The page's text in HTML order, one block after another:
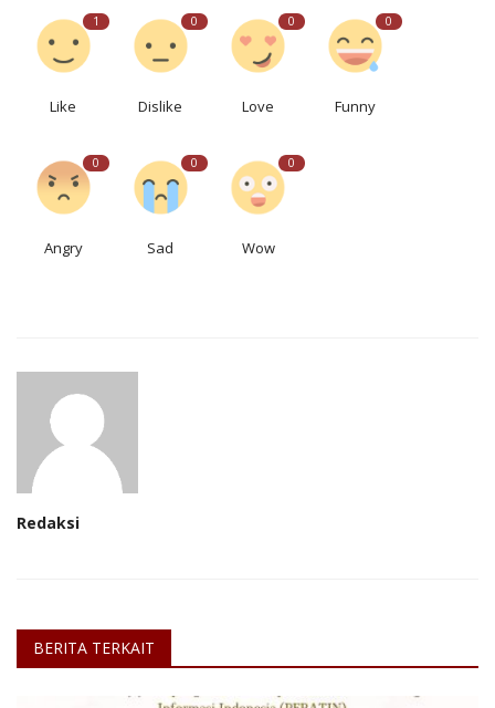
1
Like
0
Dislike
0
Love
0
Funny
0
Angry
0
Sad
0
Wow
Redaksi
BERITA TERKAIT